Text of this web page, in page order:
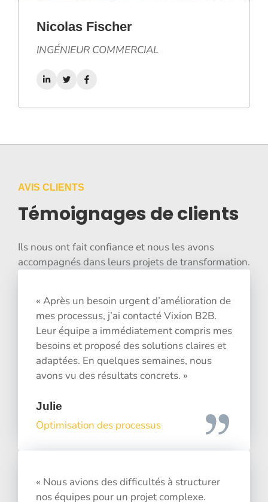
Nicolas Fischer
INGÉNIEUR COMMERCIAL
« Après un besoin urgent d’amélioration de
mes processus, j’ai contacté Vixion B2B.
Leur équipe a immédiatement compris mes
besoins et proposé des solutions claires et
adaptées. En quelques semaines, nous
avons vu des résultats concrets. »
Julie
Optimisation des processus
« Nous avions des difficultés à structurer
nos équipes pour un projet complexe.
AVIS CLIENTS
Témoignages de clients
Ils nous ont fait confiance et nous les avons
accompagnés dans leurs projets de transformation.